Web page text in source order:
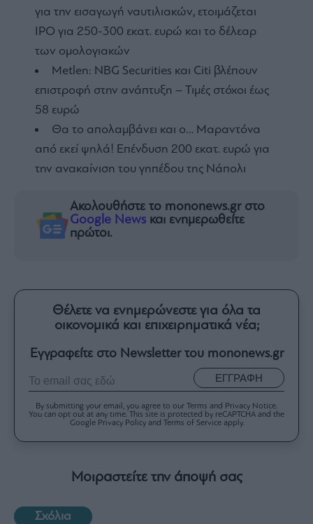
για την εισαγωγή ναυτιλιακών, ετοιμάζεται
IPO για 250-300 εκατ. ευρώ και το δέλεαρ
των ομολογιακών
Metlen: NBG Securities και Citi βλέπουν
επιστροφή στην ανάπτυξη – Τιμές στόχοι έως
58 ευρώ
Θα το απολαμβάνει και ο… Μαραντόνα
από εκεί ψηλά! Επένδυση 200 εκατ. ευρώ για
την ανακαίνιση του γηπέδου της Νάπολι
Ακολουθήστε το mononews.gr στο
Google News και ενημερωθείτε
πρώτοι.
Θέλετε να ενημερώνεστε για όλα τα
οικονομικά και επιχειρηματικά νέα;
Εγγραφείτε στο Newsletter του mononews.gr
ΕΓΓΡΑΦΗ
By submitting your email, you agree to our Terms and Privacy Notice.
You can opt out at any time. This site is protected by reCAPTCHA and the
Google Privacy Policy and Terms of Service apply.
Μοιραστείτε την άποψή σας
Σχόλια